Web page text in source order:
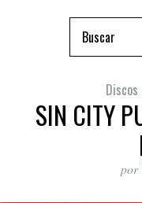
Discos
SIN CITY
por